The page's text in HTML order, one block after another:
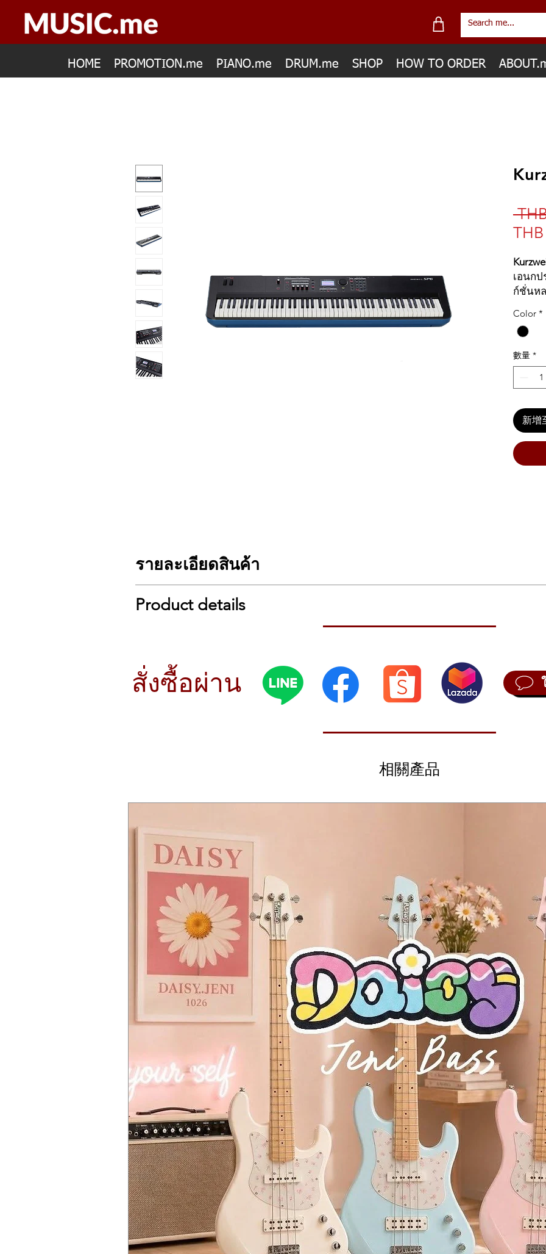
HOME PROMOTION.me PIANO.me DRUM.me SHOP HOW TO ORDER
เอนก
ก์ชั่นห
LCD
เสียง
เสียงที่
มากม
โดยรอ
งานดี
มือคีย์บ
กันอีก
Color *
數量 *
新增
รายละเอียดสินค้า
จำนวนแป้นคีย์ 88 แป้น
ตั้งค่า Preset ได้ 256 แบบในซิงเกิ้ลโหมด และ 130 แบบ ในโหมดมัลติ
เอฟเฟคแบบ DSP 32 แบบ
ช่องเสียบ Output แบบสเตอริโอ 2 ช่อง
Product details
definition Japanese C7, German D, and Triple Strike acoustic concert grands, to electric piano, clavinet,
more, including PC3 series and Kore 64 expansions. Add reverb from the onboard multi-FX engine.
are so many more powerful features, yet the SP6 is quick and easy to navigate. And weighing in at under
USB:1 x Type A, 1 x Type B
MIDI I/O:In/Out/USB
Pedal Inputs:3 x 1/4″ (sustain, sostenuto, volume)
Display:LCD
Power Supply:15V DC power supply (included)
Height:5.75″
Width:
52.5″
Depth:15″
Weight:
27.25 lbs.
Manufacturer Part Number:
AMS-SP6-8
สั่งซื้อผ่าน
相關產品